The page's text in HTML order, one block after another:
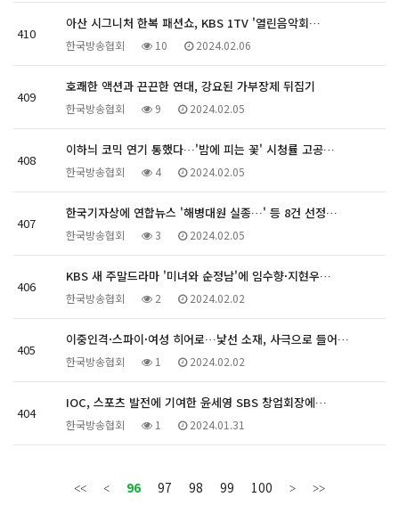
410
아산 시그니처 한복 패션쇼, KBS 1TV '열린음악회…
한국방송협회 10 2024.02.06
409
호쾌한 액션과 끈끈한 연대, 강요된 가부장제 뒤집기
한국방송협회 9 2024.02.05
408
이하늬 코믹 연기 통했다…'밤에 피는 꽃' 시청률 고공…
한국방송협회 4 2024.02.05
407
한국기자상에 연합뉴스 '해병대원 실종…' 등 8건 선정…
한국방송협회 3 2024.02.05
406
KBS 새 주말드라마 '미녀와 순정남'에 임수향·지현우…
한국방송협회 2 2024.02.02
405
이중인격·스파이·여성 히어로…낯선 소재, 사극으로 들어…
한국방송협회 1 2024.02.02
404
IOC, 스포츠 발전에 기여한 윤세영 SBS 창업회장에…
한국방송협회 1 2024.01.31
96 97 98 99 100